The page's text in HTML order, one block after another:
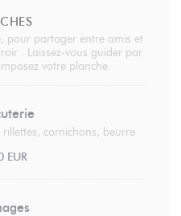
pour partager entre amis et
. Laissez-vous guider par
votre planche.
cornichons, beurre
EUR